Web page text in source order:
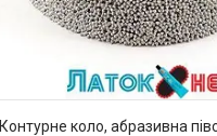
Контурне коло, абразивна